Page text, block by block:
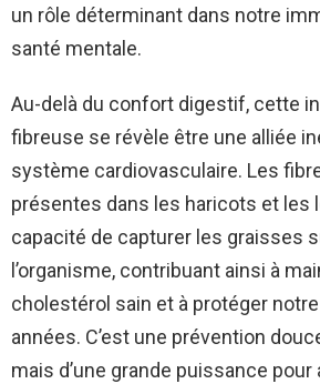
un rôle déterminant dans notre
santé mentale.
Au-delà du confort digestif, cette
fibreuse se révèle être une alliée
système cardiovasculaire. Les
présentes dans les haricots et les
capacité de capturer les graisses
l’organisme, contribuant ainsi à
cholestérol sain et à protéger
années. C’est une prévention
mais d’une grande puissance